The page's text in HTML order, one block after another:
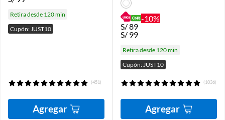
Retira desde 120 min
Cupón: JUST10
(451)
Agregar
-10%
S/89
S/ 99
Retira desde 120 min
Cupón: JUST10
(1036)
Agregar